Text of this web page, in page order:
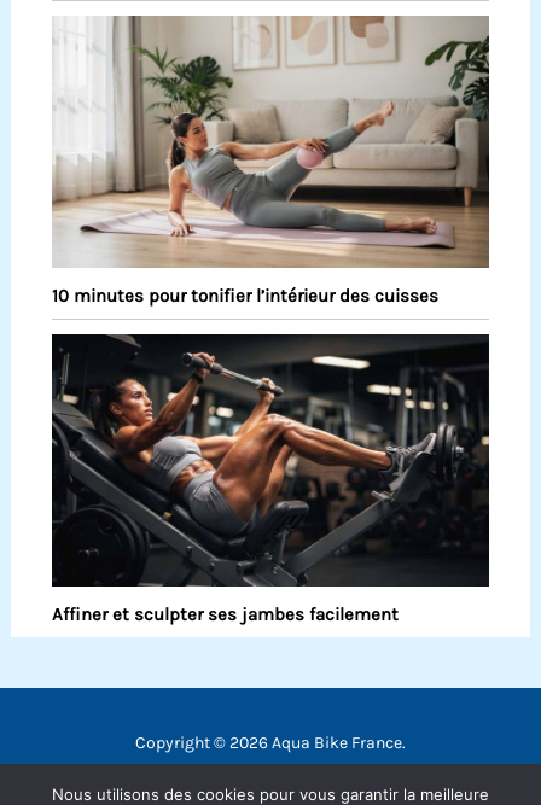
10 minutes pour tonifier l’intérieur des cuisses
Affiner et sculpter ses jambes facilement
Copyright © 2026 Aqua Bike France.
Contact
Nous utilisons des cookies pour vous garantir la meilleure